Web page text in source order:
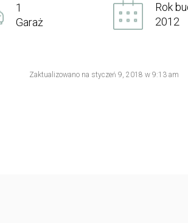
1
Garaż
Rok
2012
Zaktualizowano na styczeń 9, 2018 w 9:13 am